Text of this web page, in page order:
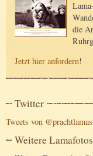
Lama-
die
Jetzt hier anfordern!
Twitter
Tweets von @prachtlamas
Weitere Lamafotos